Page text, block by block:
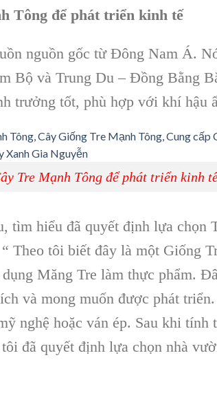
Tông để phát triển kinh tế
nguồn gốc từ Đông Nam Á.
Bộ và Trung Du – Đồng Bằng
trưởng tốt, phù hợp với khí hậu
Tre Mạnh Tông để phát triển kinh
tìm hiểu đã quyết định lựa chọn
Theo tôi biết đây là một Giống
Măng Tre làm thực phẩm.
và mong muốn được phát
nghệ hoặc ván ép. Sau khi tính
đã quyết định lựa chọn nhà